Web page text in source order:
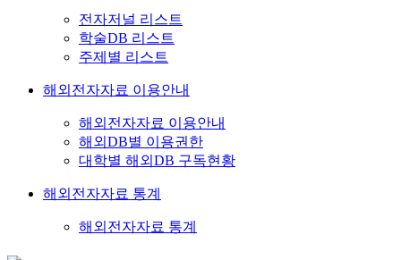
전자저널 리스트
학술DB 리스트
주제별 리스트
해외전자자료 이용안내
해외전자자료 이용안내
해외DB별 이용권한
대학별 해외DB 구독현황
해외전자자료 통계
해외전자자료 통계